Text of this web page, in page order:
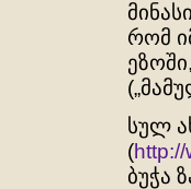
რომ
სულ
(
ბუჭა